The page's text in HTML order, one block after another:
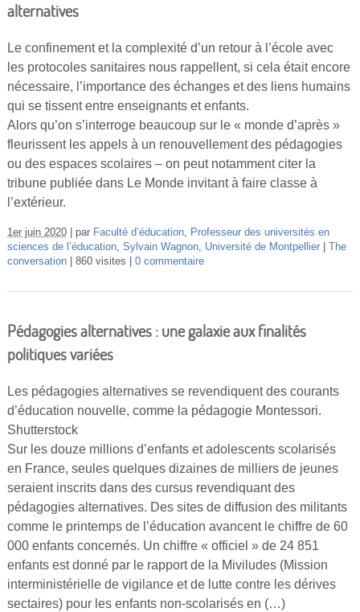
alternatives
Le confinement et la complexité d’un retour à l’école avec
les protocoles sanitaires nous rappellent, si cela était encore
nécessaire, l’importance des échanges et des liens humains
qui se tissent entre enseignants et enfants.
Alors qu’on s’interroge beaucoup sur le « monde d’après »
fleurissent les appels à un renouvellement des pédagogies
ou des espaces scolaires – on peut notamment citer la
tribune publiée dans Le Monde invitant à faire classe à
l’extérieur.
1er juin 2020 par Faculté d’éducation, Professeur des universités en
sciences de l’éducation, Sylvain Wagnon, Université de Montpellier
The
conversation
860 visites 0 commentaire
Pédagogies alternatives : une galaxie aux finalités
politiques variées
Les pédagogies alternatives se revendiquent des courants
d’éducation nouvelle, comme la pédagogie Montessori.
Shutterstock
Sur les douze millions d’enfants et adolescents scolarisés
en France, seules quelques dizaines de milliers de jeunes
seraient inscrits dans des cursus revendiquant des
pédagogies alternatives. Des sites de diffusion des militants
comme le printemps de l’éducation avancent le chiffre de 60
000 enfants concernés. Un chiffre « officiel » de 24 851
enfants est donné par le rapport de la Miviludes (Mission
interministérielle de vigilance et de lutte contre les dérives
sectaires) pour les enfants non-scolarisés en (…)